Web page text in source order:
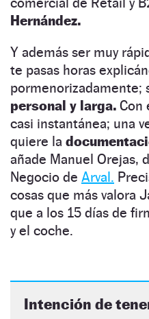
Hernández.
Y además ser muy
te pasas horas
pormenorizadamente;
personal y larga. Con
casi instantánea; una
quiere la
añade Manuel Orejas,
Negocio de Arval.
cosas que más valora
que a los 15 días de
y el coche.
Intención de